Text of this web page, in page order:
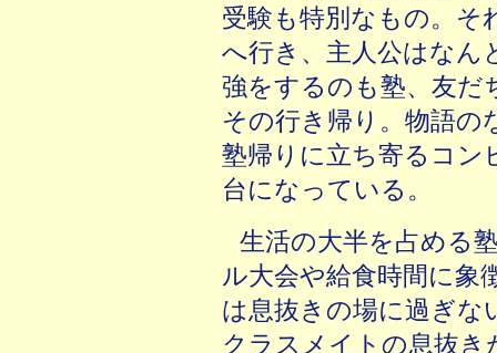
受験も特別なもの。そ
へ行き、主人公はなん
強をするのも塾、友
その行き帰り。物語の
塾帰りに立ち寄るコン
台になっている。
生活の大半を占める
ル大会や給食時間に象
は息抜きの場に過ぎな
クラスメイトの息抜